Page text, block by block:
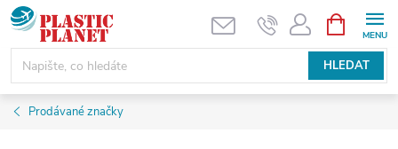
Přejít
na
obsah
HLEDAT
NÁKUPNÍ
KOŠÍK
Prodávané značky